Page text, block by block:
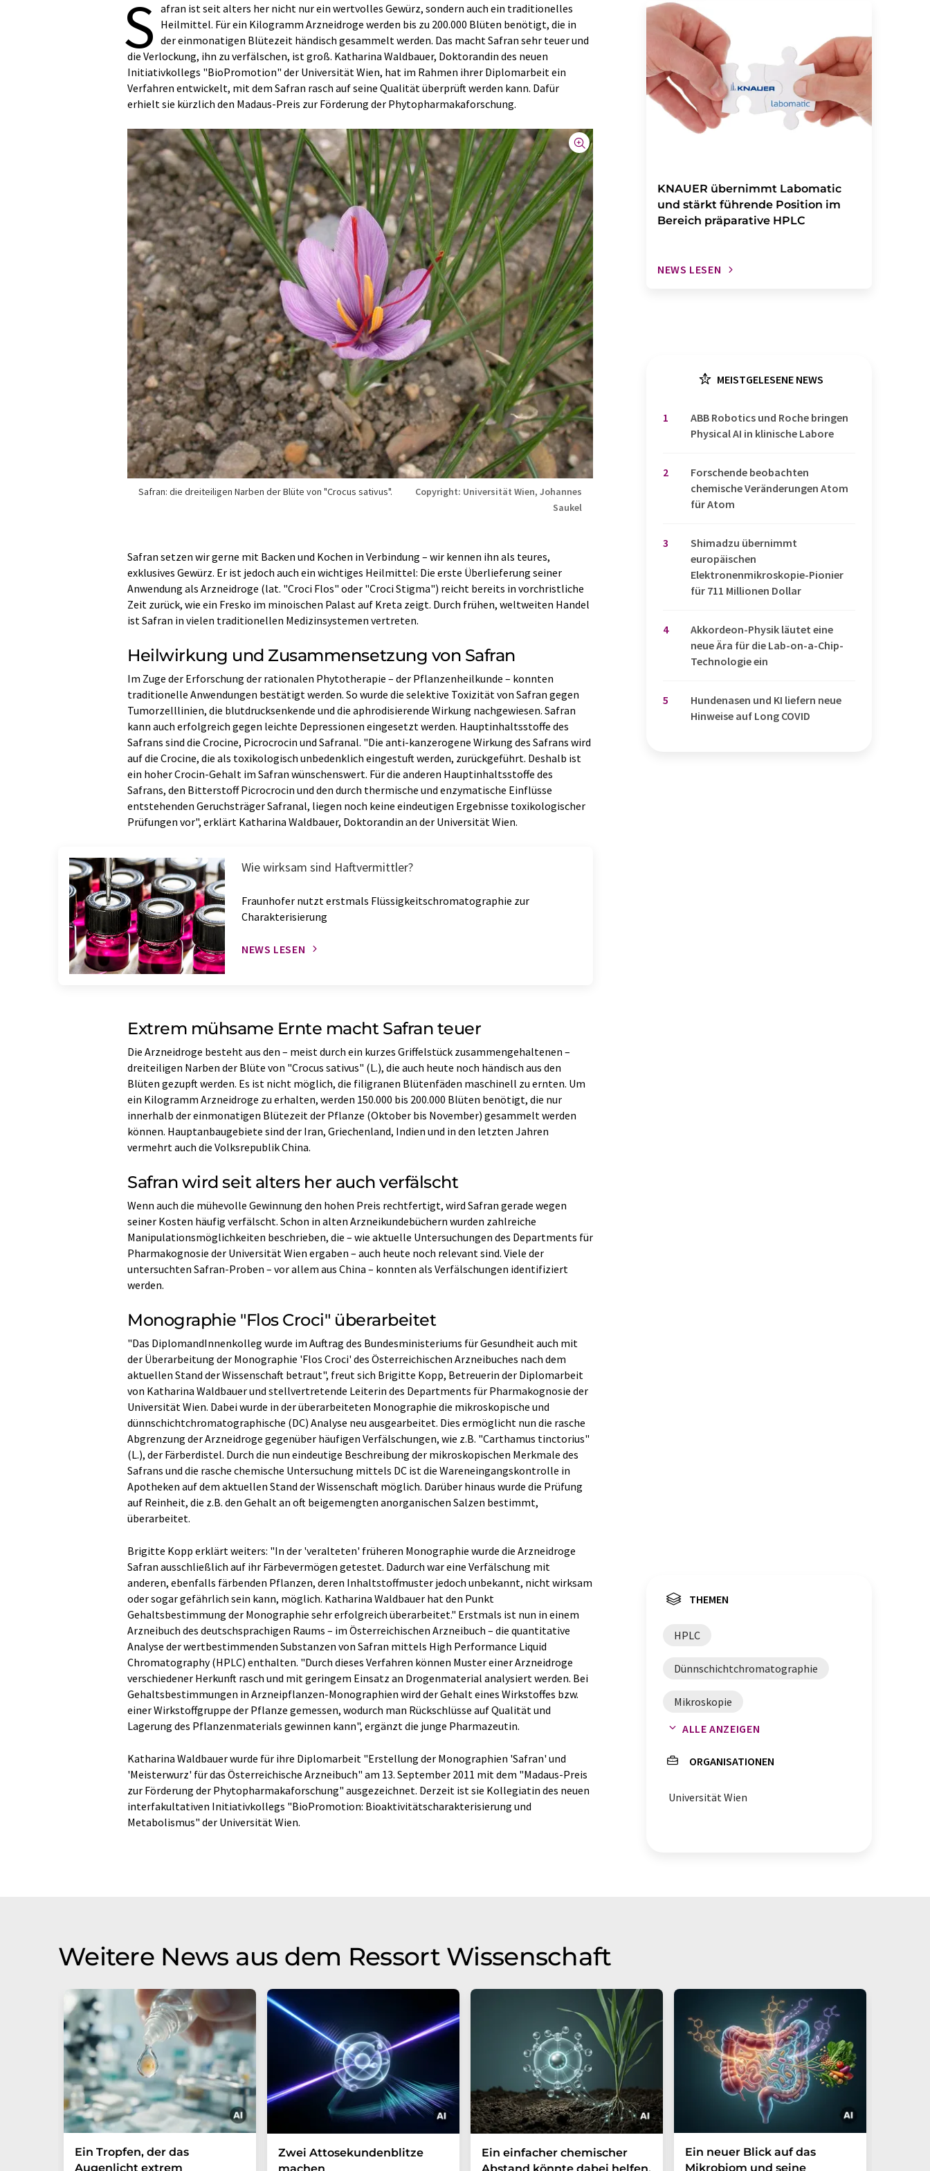
S afran ist seit alters her nicht nur ein wertvolles Gewürz, sondern auch ein traditionelles
Heilmittel. Für ein Kilogramm Arzneidroge werden bis zu 200.000 Blüten benötigt, die in
der einmonatigen Blütezeit händisch gesammelt werden. Das macht Safran sehr teuer und
die Verlockung, ihn zu verfälschen, ist groß. Katharina Waldbauer, Doktorandin des neuen
Initiativkollegs "BioPromotion" der Universität Wien, hat im Rahmen ihrer Diplomarbeit ein
Verfahren entwickelt, mit dem Safran rasch auf seine Qualität überprüft werden kann. Dafür
erhielt sie kürzlich den Madaus-Preis zur Förderung der Phytopharmakaforschung.
Safran: die dreiteiligen Narben der Blüte von "Crocus sativus".
Copyright: Universität Wien, Johannes
Saukel
Safran setzen wir gerne mit Backen und Kochen in Verbindung – wir kennen ihn als teures,
exklusives Gewürz. Er ist jedoch auch ein wichtiges Heilmittel: Die erste Überlieferung seiner
Anwendung als Arzneidroge (lat. "Croci Flos" oder "Croci Stigma") reicht bereits in vorchristliche
Zeit zurück, wie ein Fresko im minoischen Palast auf Kreta zeigt. Durch frühen, weltweiten Handel
ist Safran in vielen traditionellen Medizinsystemen vertreten.
Heilwirkung und Zusammensetzung von Safran
Im Zuge der Erforschung der rationalen Phytotherapie – der Pflanzenheilkunde – konnten
traditionelle Anwendungen bestätigt werden. So wurde die selektive Toxizität von Safran gegen
Tumorzelllinien, die blutdrucksenkende und die aphrodisierende Wirkung nachgewiesen. Safran
kann auch erfolgreich gegen leichte Depressionen eingesetzt werden. Hauptinhaltsstoffe des
Safrans sind die Crocine, Picrocrocin und Safranal. "Die anti-kanzerogene Wirkung des Safrans wird
auf die Crocine, die als toxikologisch unbedenklich eingestuft werden, zurückgeführt. Deshalb ist
ein hoher Crocin-Gehalt im Safran wünschenswert. Für die anderen Hauptinhaltsstoffe des
Safrans, den Bitterstoff Picrocrocin und den durch thermische und enzymatische Einflüsse
entstehenden Geruchsträger Safranal, liegen noch keine eindeutigen Ergebnisse toxikologischer
Prüfungen vor", erklärt Katharina Waldbauer, Doktorandin an der Universität Wien.
Wie wirksam sind Haftvermittler?
Fraunhofer nutzt erstmals Flüssigkeitschromatographie zur
Charakterisierung
NEWS LESEN
Extrem mühsame Ernte macht Safran teuer
Die Arzneidroge besteht aus den – meist durch ein kurzes Griffelstück zusammengehaltenen –
dreiteiligen Narben der Blüte von "Crocus sativus" (L.), die auch heute noch händisch aus den
Blüten gezupft werden. Es ist nicht möglich, die filigranen Blütenfäden maschinell zu ernten. Um
ein Kilogramm Arzneidroge zu erhalten, werden 150.000 bis 200.000 Blüten benötigt, die nur
innerhalb der einmonatigen Blütezeit der Pflanze (Oktober bis November) gesammelt werden
können. Hauptanbaugebiete sind der Iran, Griechenland, Indien und in den letzten Jahren
vermehrt auch die Volksrepublik China.
Safran wird seit alters her auch verfälscht
Wenn auch die mühevolle Gewinnung den hohen Preis rechtfertigt, wird Safran gerade wegen
seiner Kosten häufig verfälscht. Schon in alten Arzneikundebüchern wurden zahlreiche
Manipulationsmöglichkeiten beschrieben, die – wie aktuelle Untersuchungen des Departments für
Pharmakognosie der Universität Wien ergaben – auch heute noch relevant sind. Viele der
untersuchten Safran-Proben – vor allem aus China – konnten als Verfälschungen identifiziert
werden.
Monographie "Flos Croci" überarbeitet
"Das DiplomandInnenkolleg wurde im Auftrag des Bundesministeriums für Gesundheit auch mit
der Überarbeitung der Monographie 'Flos Croci' des Österreichischen Arzneibuches nach dem
aktuellen Stand der Wissenschaft betraut", freut sich Brigitte Kopp, Betreuerin der Diplomarbeit
von Katharina Waldbauer und stellvertretende Leiterin des Departments für Pharmakognosie der
Universität Wien. Dabei wurde in der überarbeiteten Monographie die mikroskopische und
dünnschichtchromatographische (DC) Analyse neu ausgearbeitet. Dies ermöglicht nun die rasche
Abgrenzung der Arzneidroge gegenüber häufigen Verfälschungen, wie z.B. "Carthamus tinctorius"
(L.), der Färberdistel. Durch die nun eindeutige Beschreibung der mikroskopischen Merkmale des
Safrans und die rasche chemische Untersuchung mittels DC ist die Wareneingangskontrolle in
Apotheken auf dem aktuellen Stand der Wissenschaft möglich. Darüber hinaus wurde die Prüfung
auf Reinheit, die z.B. den Gehalt an oft beigemengten anorganischen Salzen bestimmt,
überarbeitet.
Brigitte Kopp erklärt weiters: "In der 'veralteten' früheren Monographie wurde die Arzneidroge
Safran ausschließlich auf ihr Färbevermögen getestet. Dadurch war eine Verfälschung mit
anderen, ebenfalls färbenden Pflanzen, deren Inhaltstoffmuster jedoch unbekannt, nicht wirksam
oder sogar gefährlich sein kann, möglich. Katharina Waldbauer hat den Punkt
Gehaltsbestimmung der Monographie sehr erfolgreich überarbeitet." Erstmals ist nun in einem
Arzneibuch des deutschsprachigen Raums – im Österreichischen Arzneibuch – die quantitative
Analyse der wertbestimmenden Substanzen von Safran mittels High Performance Liquid
Chromatography (HPLC) enthalten. "Durch dieses Verfahren können Muster einer Arzneidroge
verschiedener Herkunft rasch und mit geringem Einsatz an Drogenmaterial analysiert werden. Bei
Gehaltsbestimmungen in Arzneipflanzen-Monographien wird der Gehalt eines Wirkstoffes bzw.
einer Wirkstoffgruppe der Pflanze gemessen, wodurch man Rückschlüsse auf Qualität und
Lagerung des Pflanzenmaterials gewinnen kann", ergänzt die junge Pharmazeutin.
Katharina Waldbauer wurde für ihre Diplomarbeit "Erstellung der Monographien 'Safran' und
'Meisterwurz' für das Österreichische Arzneibuch" am 13. September 2011 mit dem "Madaus-Preis
zur Förderung der Phytopharmakaforschung" ausgezeichnet. Derzeit ist sie Kollegiatin des neuen
interfakultativen Initiativkollegs "BioPromotion: Bioaktivitätscharakterisierung und
Metabolismus" der Universität Wien.
KNAUER übernimmt Labomatic
und stärkt führende Position im
Bereich präparative HPLC
NEWS LESEN
MEISTGELESENE NEWS
1
​​​​​​​ABB Robotics und Roche bringen
Physical AI in klinische Labore
2
Forschende beobachten
chemische Veränderungen Atom
für Atom
3
Shimadzu übernimmt
europäischen
Elektronenmikroskopie-Pionier
für 711 Millionen Dollar
4
Akkordeon-Physik läutet eine
neue Ära für die Lab-on-a-Chip-
Technologie ein
5
Hundenasen und KI liefern neue
Hinweise auf Long COVID
THEMEN
HPLC
Dünnschichtchromatographie
Mikroskopie
Chromatographie
Inhaltsbestimmung
ALLE ANZEIGEN
ORGANISATIONEN
Universität Wien
Weitere News aus dem Ressort Wissenschaft
Ein Tropfen, der das
Augenlicht extrem
Zwei Attosekundenblitze
Ein einfacher chemischer
Ein neuer Blick auf das
Mikrobiom und seine